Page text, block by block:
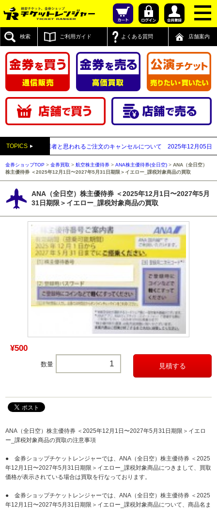
検索 ご利用ガイド よくある質問 店舗案内
TOPICS
い買取業者と思われるご注文のキャンセルについて 2025年12月05日 【2025
金券ショップTOP >金券買取 >航空株主優待券 >ANA株主優待券(全日空) >ANA（全日空）
株主優待券 ＜2025年12月1日〜2027年5月31日期限＞イエロー_課税対象商品の買取
ANA（全日空）株主優待券 ＜2025年12月1日〜2027年5月
31日期限＞イエロー_課税対象商品の買取
¥500
数量
ANA（全日空）株主優待券 ＜2025年12月1日〜2027年5月31日期限＞イエロ
ー_課税対象商品の買取の注意事項
● 金券ショップチケットレンジャーでは、ANA（全日空）株主優待券 ＜2025
年12月1日〜2027年5月31日期限＞イエロー_課税対象商品につきまして、買取
価格が表示されている場合は買取を行なっております。
● 金券ショップチケットレンジャーでは、ANA（全日空）株主優待券 ＜2025
年12月1日〜2027年5月31日期限＞イエロー_課税対象商品について、商品名ま